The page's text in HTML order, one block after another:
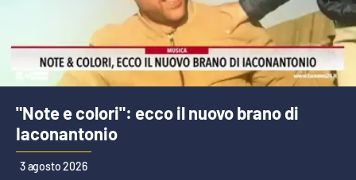
"Note e colori": ecco il nuovo brano di
Iaconantonio
3 agosto 2026